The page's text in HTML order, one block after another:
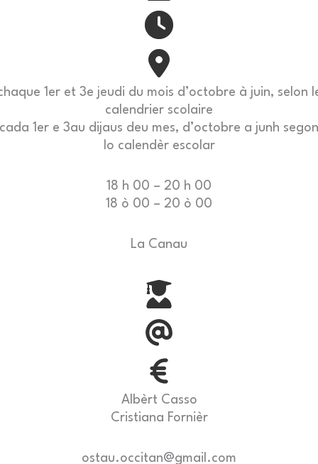
1er et 3e jeudi du mois d’octobre à juin, selon
calendrier scolaire
cada 1er e 3au dijaus deu mes, d’octobre a junh segon
lo calendèr escolar
18 h 00 – 20 h 00
18 ò 00 – 20 ò 00
La Canau
Albèrt Casso
Cristiana Fornièr
ostau.occitan@gmail.com